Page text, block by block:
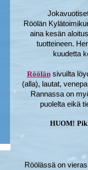
Röölän
aina kesän
tuotteineen.
kuudetta
Röölänsivuilta
(alla), lautat,
Rannassa on
puolelta eikä
HUOM!
Röölässä on